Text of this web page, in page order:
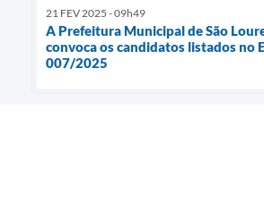
21 FEV 2025 - 09h49
A Prefeitura Municipal de São
convoca os candidatos listados no
007/2025